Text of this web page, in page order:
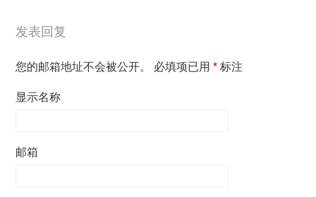
发表回复
您的邮箱地址不会被公开。 必填项已用* 标注
显示名称
邮箱